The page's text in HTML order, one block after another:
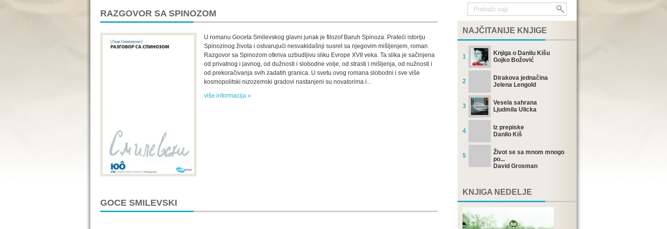
RAZGOVOR SA SPINOZOM
U romanu Goceta Smilevskog glavni junak je filozof Baruh Spinoza. Prateći istoriju
Spinozinog života i ostvarujući nesvakidašnji susret sa njegovim mišljenjem, roman
Razgovor sa Spinozom otkriva uzbudljivu sliku Evrope XVII veka. Ta slika je sačinjena
od privatnog i javnog, od dužnosti i slobodne volje, od strasti i mišljenja, od nužnosti i
od prekoračivanja svih zadatih granica. U svetu ovog romana slobodni i sve više
kosmopolitski nizozemski gradovi nastanjeni su novatorima i...
više informacija »
GOCE SMILEVSKI
NAJČITANIJE KNJIGE
1
Knjiga o Danilu Kišu
Gojko Božović
2
Dirakova jednačina
Jelena Lengold
3
Vesela sahrana
Ljudmila Ulicka
4
Iz prepiske
Danilo Kiš
5
Život se sa mnom mnogo
po...
David Grosman
KNJIGA NEDELJE